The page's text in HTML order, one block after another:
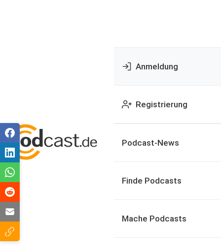
Anmeldung
Registrierung
Podcast-News
Finde Podcasts
Mache Podcasts